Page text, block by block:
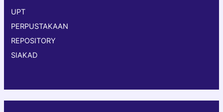
UPT
PERPUSTAKAAN
REPOSITORY
SIAKAD